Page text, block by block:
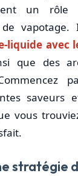
un rôle
de
liquide avec
que des
saveurs
vous
stratégie